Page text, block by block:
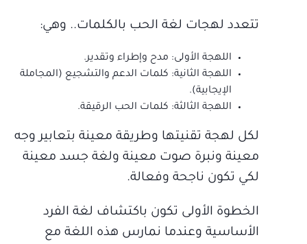
تتعدد لهجات لغة الحب بالكلمات.. وهي:
اللهجة الأولى: مدح وإطراء وتقدير.
اللهجة الثانية: كلمات الدعم والتشجيع (المجاملة
الإيجابية).
اللهجة الثالثة: كلمات الحب الرقيقة.
لكل لهجة تقنيتها وطريقة معينة بتعابير وجه
معينة ونبرة صوت معينة ولغة جسد معينة
لكي تكون ناجحة وفعالة.
الخطوة الأولى تكون باكتشاف لغة الفرد
الأساسية وعندما نمارس هذه اللغة مع